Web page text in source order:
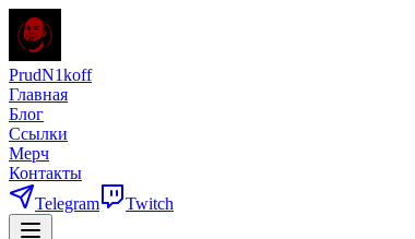
PrudN1koff
Главная
Блог
Ссылки
Мерч
Контакты
Telegram
Twitch